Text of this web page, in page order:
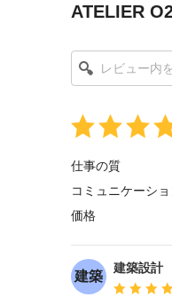
ATELIER
平
均
価：
5
つ
中
星
5
仕事の質
コミュニケーショ
価格
建築
建築設計
平均評価